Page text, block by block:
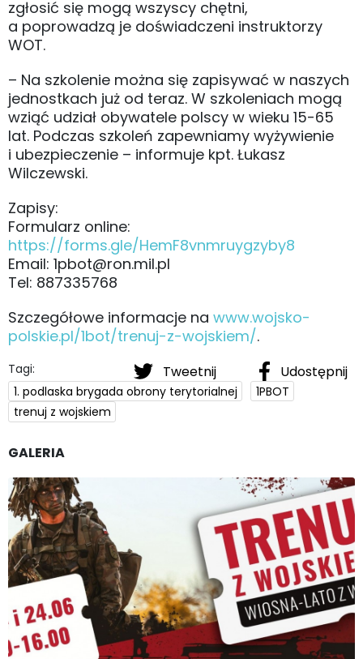
zgłosić się mogą wszyscy chętni,
a poprowadzą je doświadczeni instruktorzy
WOT.
– Na szkolenie można się zapisywać w naszych
jednostkach już od teraz. W szkoleniach mogą
wziąć udział obywatele polscy w wieku 15-65
lat. Podczas szkoleń zapewniamy wyżywienie
i ubezpieczenie – informuje kpt. Łukasz
Wilczewski.
Zapisy:
Formularz online:
https://forms.gle/HemF8vnmruygzyby8
Email: 1pbot@ron.mil.pl
Tel: 887335768
Szczegółowe informacje na www.wojsko-
polskie.pl/1bot/trenuj-z-wojskiem/.
Tweetnij Udostępnij
Tagi:
1. podlaska brygada obrony terytorialnej
1PBOT
trenuj z wojskiem
GALERIA